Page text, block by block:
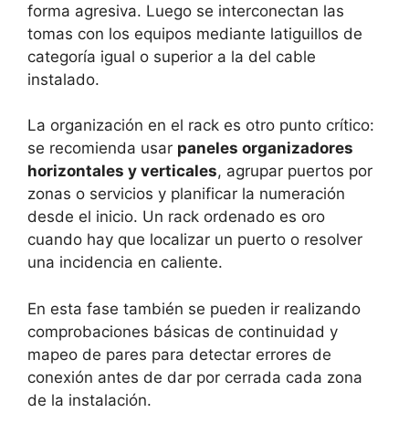
forma agresiva. Luego se interconectan las
tomas con los equipos mediante latiguillos de
categoría igual o superior a la del cable
instalado.
La organización en el rack es otro punto crítico:
se recomienda usar paneles organizadores
horizontales y verticales, agrupar puertos por
zonas o servicios y planificar la numeración
desde el inicio. Un rack ordenado es oro
cuando hay que localizar un puerto o resolver
una incidencia en caliente.
En esta fase también se pueden ir realizando
comprobaciones básicas de continuidad y
mapeo de pares para detectar errores de
conexión antes de dar por cerrada cada zona
de la instalación.